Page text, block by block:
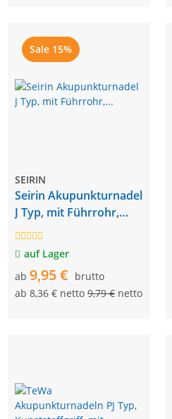
Sale 15%
SEIRIN
Seirin Akupunkturnadel
J Typ, mit Führrohr,
Kunststoffgriff
auf Lager
ab 9,95 € brutto
ab 8,36 € netto 9,79 € netto